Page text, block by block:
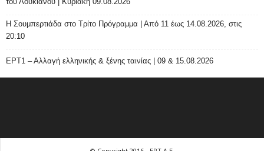
H Σουμπερτιάδα στο Τρίτο Πρόγραμμα | Από 11 έως 14.08.2026, στις
20:10
ΕΡΤ1 – Αλλαγή ελληνικής & ξένης ταινίας | 09 & 15.08.2026